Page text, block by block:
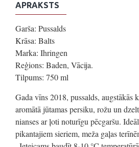
APRAKSTS
Garša: Pussalds
Krāsa: Balts
Marka: Ihringen
Reģions: Baden, Vācija.
Tilpums: 750 ml
Gada vīns 2018, pussalds, augstākās
aromātā jūtamas persiku, rožu un
nianses ar ļoti noturīgu pēcgaršu.
pikantajiem sieriem, meža gaļas